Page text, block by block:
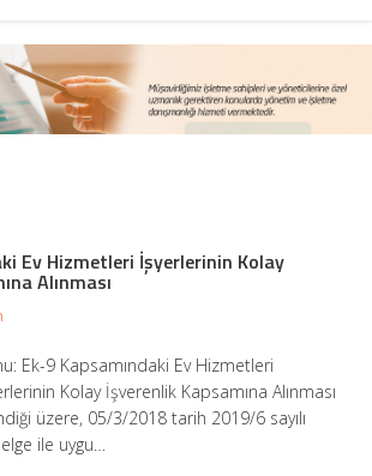
Ev Hizmetleri İşyerlerinin Kolay
Alınması
Ek-9 Kapsamındaki Ev Hizmetleri
Kolay İşverenlik Kapsamına Alınması
üzere, 05/3/2018 tarih 2019/6 sayılı
ile uygu…